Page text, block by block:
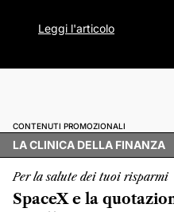
Leggi l'articolo
CONTENUTI PROMOZIONALI
LA CLINICA DELLA FINANZA
Per la salute dei tuoi risparmi
SpaceX e la